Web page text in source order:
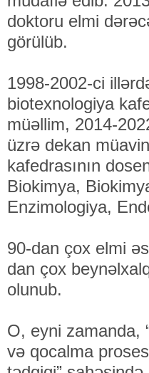
doktoru elmi
görülüb.
1998-2002-ci
biotexnologiya
müəllim, 2014-
üzrə dekan
kafedrasının
Biokimya,
Enzimologiya,
90-dan çox elmi
dan çox
olunub.
O, eyni zamanda,
və qocalma